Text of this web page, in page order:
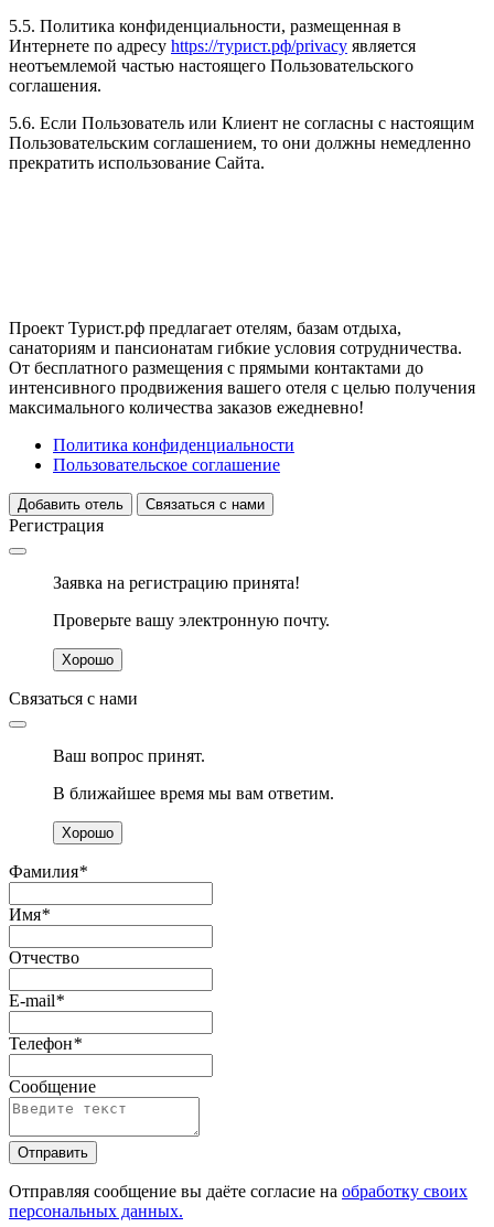
5.5. Политика конфиденциальности, размещенная в
Интернете по адресу https://турист.рф/privacy является
неотъемлемой частью настоящего Пользовательского
соглашения.
5.6. Если Пользователь или Клиент не согласны с настоящим
Пользовательским соглашением, то они должны немедленно
прекратить использование Сайта.
Проект Турист.рф предлагает отелям, базам отдыха,
санаториям и пансионатам гибкие условия сотрудничества.
От бесплатного размещения с прямыми контактами до
интенсивного продвижения вашего отеля с целью получения
максимального количества заказов ежедневно!
Политика конфиденциальности
Пользовательское соглашение
Добавить отель Связаться с нами
Регистрация
Заявка на регистрацию принята!
Проверьте вашу электронную почту.
Хорошо
Связаться с нами
Ваш вопрос принят.
В ближайшее время мы вам ответим.
Хорошо
Фамилия*
Имя*
Отчество
E-mail*
Телефон*
Сообщение
Отправить
Отправляя сообщение вы даёте согласие на обработку своих
персональных данных.